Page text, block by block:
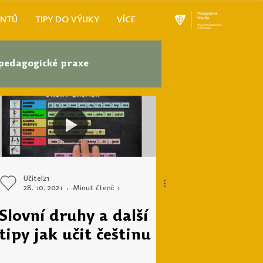
TIPY DO VÝUKY VÍCE
praxe
Aktuálně
potřeby
Učitel21
28. 10. 2021
Minut čtení: 1
druhy a další
tipy jak učit češtinu